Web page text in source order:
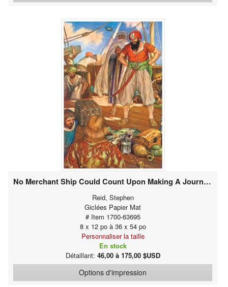
No Merchant Ship Could Count Upon Making A Journey In Peace
Reid, Stephen
Giclées Papier Mat
# Item 1700-63695
8 x 12 po à 36 x 54 po
Personnaliser la taille
En stock
Détaillant: 46,00 à 175,00 $USD
Options d'impression